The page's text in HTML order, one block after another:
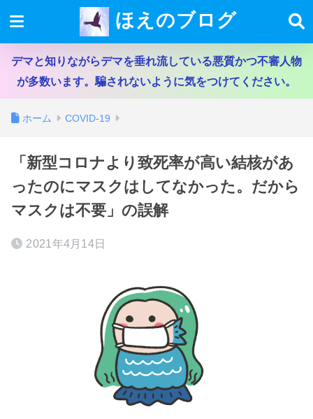
ほえのブログ
デマと知りながらデマを垂れ流している悪質かつ不審人物
が多数います。騙されないように気をつけてください。
ホーム COVID-19
「新型コロナより致死率が高い結核があ
ったのにマスクはしてなかった。だから
マスクは不要」の誤解
2021年4月14日